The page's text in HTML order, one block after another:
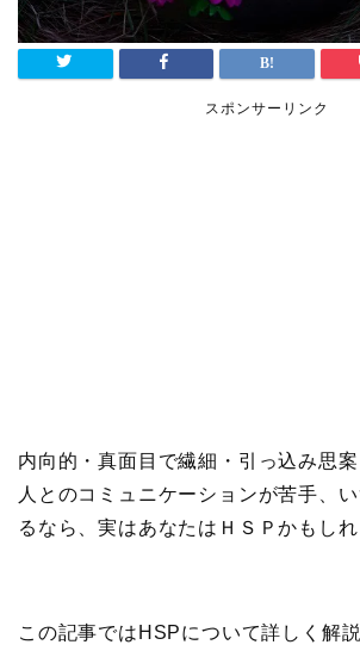
スポンサーリンク
内向的・真面目で繊細・引っ込み思案
人とのコミュニケーションが苦手、
るなら、実はあなたはＨＳＰかもしれ
この記事ではHSPについて詳しく解